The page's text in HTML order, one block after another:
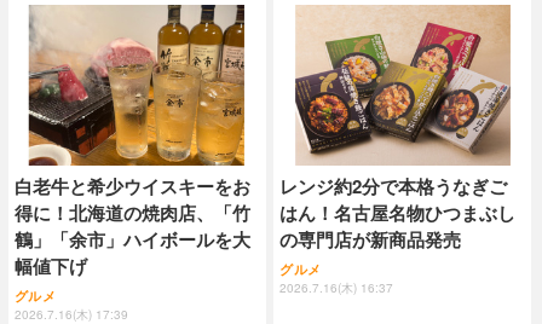
白老牛と希少ウイスキーをお
得に！北海道の焼肉店、「竹
鶴」「余市」ハイボールを大
幅値下げ
グルメ
2026.7.16(木) 17:39
レンジ約2分で本格うなぎご
はん！名古屋名物ひつまぶし
の専門店が新商品発売
グルメ
2026.7.16(木) 16:37